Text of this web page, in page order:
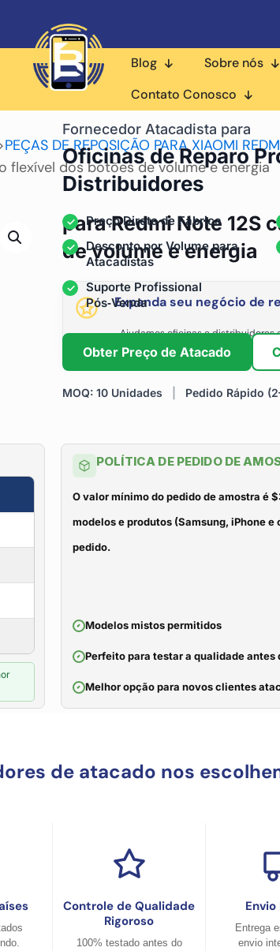
Blog
Sobre nós
Contato Conosco
PEÇAS DE REPOSIÇÃO PARA XIAOMI
flexível dos botões de volume e energia
para Redmi Note 12S
de volume e energia
Expanda seu negócio de
Ajudamos oficinas e
fornecimento estável e os
Fornecedor Atacadista para
Oficinas de Reparo
Distribuidores
Preço Direto de Fábrica
Desconto por Volume para
Atacadistas
Suporte Profissional
Pós‑Venda
Obter Preço de Atacado
MOQ: 10 Unidades Pedido Rápido
POLÍTICA DE PEDIDO DE
O valor mínimo do pedido de amostra é
modelos e produtos (Samsung, iPhone
pedido.
Modelos mistos permitidos
Perfeito para testar a qualidade antes
Melhor opção para novos clientes
de atacado nos
Controle de Qualidade
Rigoroso
100% testado antes do
Entrega
envio